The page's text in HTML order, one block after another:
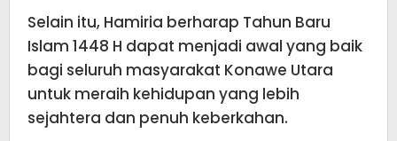
Selain itu, Hamiria berharap Tahun Baru
Islam 1448 H dapat menjadi awal yang baik
bagi seluruh masyarakat Konawe Utara
untuk meraih kehidupan yang lebih
sejahtera dan penuh keberkahan.